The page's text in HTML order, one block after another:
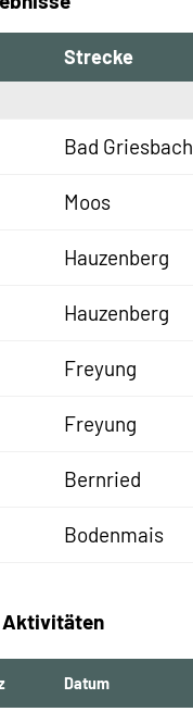
Strecke
Bad Griesbach
Moos
Hauzenberg
Hauzenberg
Freyung
Freyung
Bernried
Bodenmais
Aktivitäten
Datum